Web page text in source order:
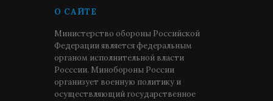
О САЙТЕ
Министерство обороны Российской
Федерации является федеральным
органом исполнительной власти
Росссии. Минобороны России
организует военную политику и
осуществляющий государственное